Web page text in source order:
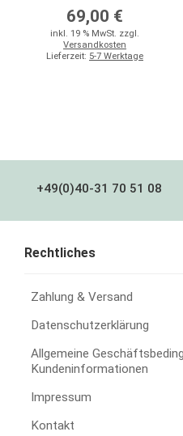
69,00 €
inkl. 19 % MwSt. zzgl.
Versandkosten
Lieferzeit: 5-7 Werktage
+49(0)40-31 70 51 08
Rechtliches
Zahlung & Versand
Datenschutzerklärung
Allgemeine
Kundeninformationen
Impressum
Kontakt